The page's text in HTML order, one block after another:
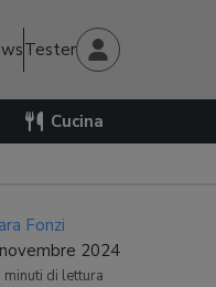
Tester
Cucina
Fonzi
2024
minuti di lettura